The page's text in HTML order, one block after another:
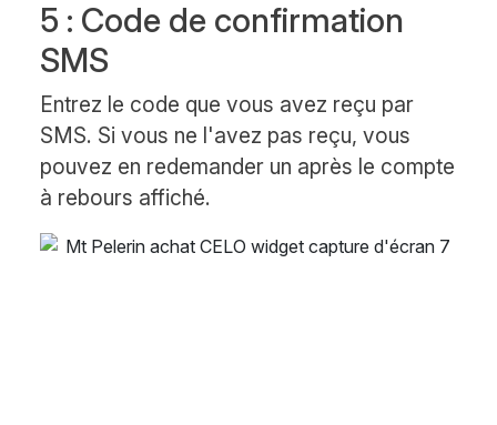
5 : Code de confirmation
SMS
Entrez le code que vous avez reçu par
SMS. Si vous ne l'avez pas reçu, vous
pouvez en redemander un après le compte
à rebours affiché.